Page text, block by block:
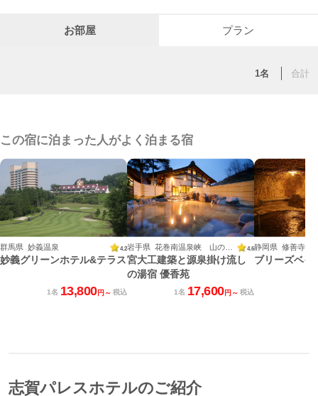
お部屋 プラン
1名 合計
この宿に泊まった人がよく泊まる宿
群馬県 妙義温泉 4.2
妙義グリーンホテル&テラス
1名 13,800円～ 税込
4.6
宮大工建築と源泉掛け流し
の湯宿 優香苑
1名 17,600円～ 税込
静岡県 修善寺温
ブリーズベイ
志賀パレスホテルのご紹介